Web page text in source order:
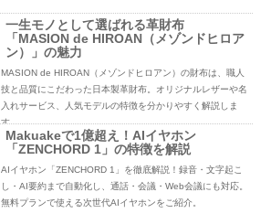
一生モノとして選ばれる革財布
「MASION de HIROAN（メゾンドヒロア
ン）」の魅力
MASION de HIROAN（メゾンドヒロアン）の財布は、職人
技と品質にこだわった日本製革財布。オリジナルレザーや名
入れサービス、人気モデルの特徴を分かりやすく解説しま
す。
Makuakeで1億超え！AIイヤホン
「ZENCHORD 1」の特徴を解説
AIイヤホン「ZENCHORD 1」を徹底解説！録音・文字起こ
し・AI要約まで自動化し、通話・会議・Web会議にも対応。
無料プランで使える次世代AIイヤホンをご紹介。